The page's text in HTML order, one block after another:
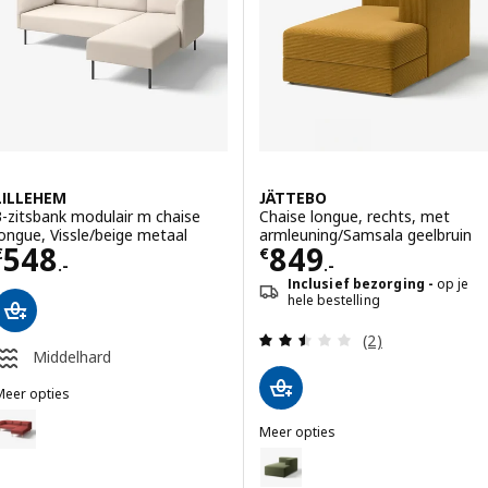
Optie: JÄTTEBO, 3,5-zitsbank
zitsbank modulair m chaise
Vissle/beige metaal
548.-
€ 548.-
Middelhard
opties
LILLEHEM, 3-zitsbank modulair m chaise longue, Gunnared/
LILLEHEM, 3-zitsbank modulair m chaise longue, Gunnared/
JÄTTEBO
Chaise longue, rechts, met
armleuning/Samsala geelbruin
€849.-
Prijs € 849.-
Inclusief bezorging
op je
hele bestelling
Beoordeling:
(2)
Meer opties
Optie: JÄTTEBO, Chaise